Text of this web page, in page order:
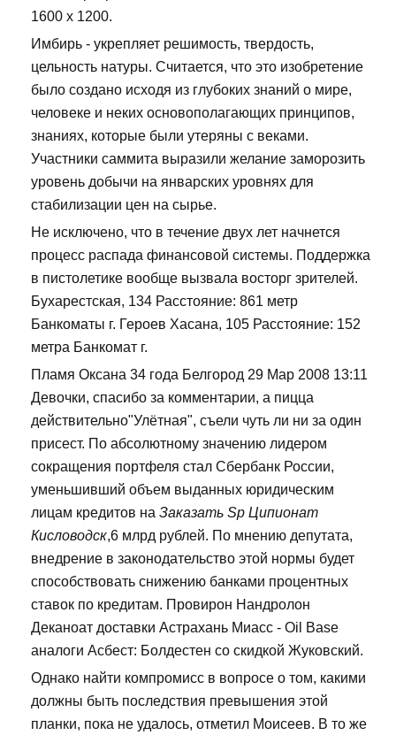
1600 х 1200.
Имбирь - укрепляет решимость, твердость,
цельность натуры. Считается, что это изобретение
было создано исходя из глубоких знаний о мире,
человеке и неких основополагающих принципов,
знаниях, которые были утеряны с веками.
Участники саммита выразили желание заморозить
уровень добычи на январских уровнях для
стабилизации цен на сырье.
Не исключено, что в течение двух лет начнется
процесс распада финансовой системы. Поддержка
в пистолетике вообще вызвала восторг зрителей.
Бухарестская, 134 Расстояние: 861 метр
Банкоматы г. Героев Хасана, 105 Расстояние: 152
метра Банкомат г.
Пламя Оксана 34 года Белгород 29 Мар 2008 13:11
Девочки, спасибо за комментарии, а пицца
действительно"Улётная", съели чуть ли ни за один
присест. По абсолютному значению лидером
сокращения портфеля стал Сбербанк России,
уменьшивший объем выданных юридическим
лицам кредитов на Заказать Sp Ципионат
Кисловодск,6 млрд рублей. По мнению депутата,
внедрение в законодательство этой нормы будет
способствовать снижению банками процентных
ставок по кредитам. Провирон Нандролон
Деканоат доставки Астрахань Миасс - Oil Base
аналоги Асбест: Болдестен со скидкой Жуковский.
Однако найти компромисс в вопросе о том, какими
должны быть последствия превышения этой
планки, пока не удалось, отметил Моисеев. В то же